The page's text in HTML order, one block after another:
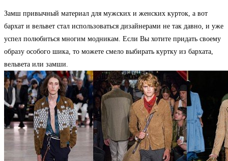
Замш привычный материал для мужских и женских курток, а вот
бархат и вельвет стал использоваться дизайнерами не так давно, и уже
успел полюбиться многим модникам. Если Вы хотите придать своему
образу особого шика, то можете смело выбирать куртку из бархата,
вельвета или замши.